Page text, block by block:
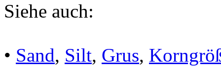
Siehe auch:
• Sand, Silt, Grus,